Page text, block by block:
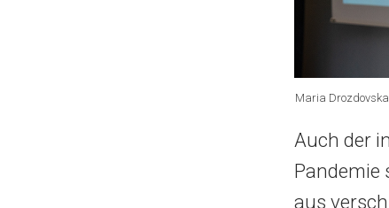
Maria
Auch der
Pandemie
aus